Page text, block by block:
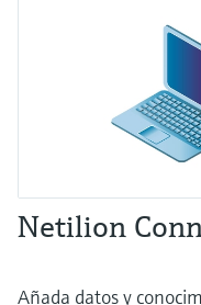
Netilion
Añada datos y